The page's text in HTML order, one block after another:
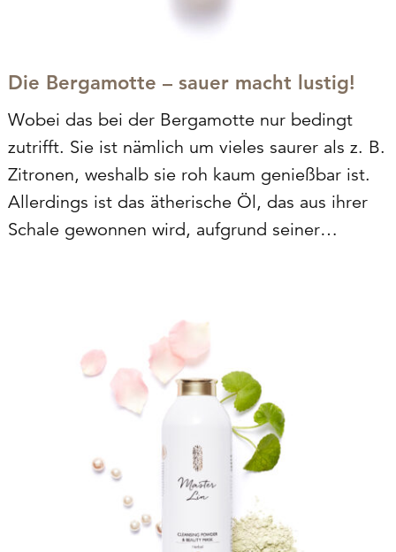
Die Bergamotte – sauer macht lustig!
Wobei das bei der Bergamotte nur bedingt
zutrifft. Sie ist nämlich um vieles saurer als z. B.
Zitronen, weshalb sie roh kaum genießbar ist.
Allerdings ist das ätherische Öl, das aus ihrer
Schale gewonnen wird, aufgrund seiner